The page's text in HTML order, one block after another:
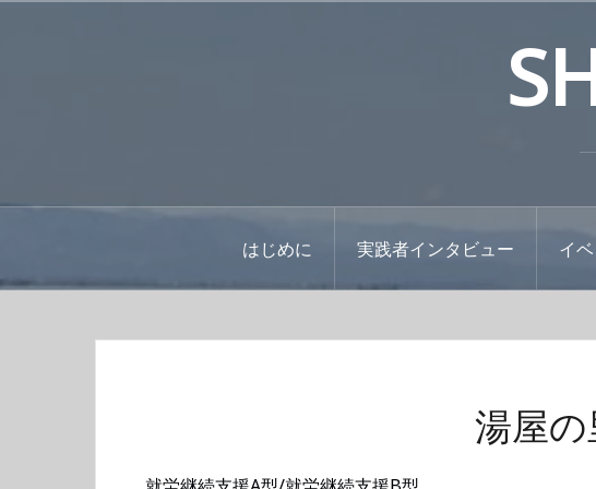
キ
はじめに 実践者インタビュー イ
湯屋の